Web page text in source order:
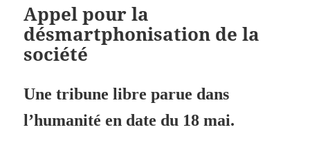
Appel pour la
désmartphonisation de la
société
Une tribune libre parue dans
l’humanité en date du 18 mai.